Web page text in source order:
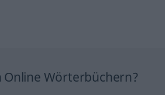
Online Wörterbüchern?